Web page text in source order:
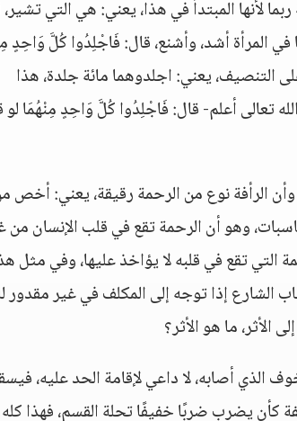
ربما لأنها المبتدأ في هذا، يعني: هي التي
في المرأة أشد، وأشنع، قال: فَاجْلِدُوا كُلَّ وَاحِدٍ
التنصيف، يعني: اجلدوهما مائة جلدة، هذا
تعالى أعلم- قال: فَاجْلِدُوا كُلَّ وَاحِدٍ مِنْهُمَا لو
الرأفة نوع من الرحمة رقيقة، يعني: أخص
وهو أن الرحمة تقع في قلب الإنسان من
التي تقع في قلبه لا يؤاخذ عليها، وفي مثل
الشارع إذا توجه إلى المكلف في غير مقدور
الأثر، ما هو الأثر؟
أصابه، لا داعي لإقامة الحد عليه،
كأن يضرب ضربًا خفيفًا تحلة القسم، فهذا كله